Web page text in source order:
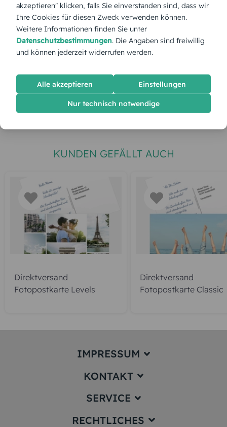
Stückpreis: 44,99 €
Gesamtpreis: 44,99 € Inkl. MwSt. zzgl. Versand
Spätester Versandtermin Montag, 10.8.2026
jetzt gestalten
KUNDEN GEFÄLLT AUCH
Direktversand
Fotopostkarte Levels
Direktversand
Fotopostkarte Classic
IMPRESSUM
Impressum
KONTAKT
service@karten-paradies.de
innerhalb von 24 Stunden)
SERVICE
Preise und Versand
RECHTLICHES
akzeptieren" klicken, falls Sie einverstanden sind, dass wir
Ihre Cookies für diesen Zweck verwenden können.
Weitere Informationen finden Sie unter
Datenschutzbestimmungen. Die Angaben sind freiwillig
und können jederzeit widerrufen werden.
Alle akzeptieren Einstellungen
Nur technisch notwendige